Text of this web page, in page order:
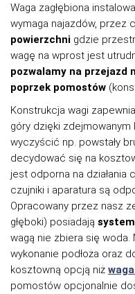
Waga zagłębiona
wymaga najazdów, przez
powierzchni gdzie
wagę na wprost jest
pozwalamy na przejazd
poprzek pomostów
Konstrukcja wagi zapewnia
góry dzięki
wyczyścić np. powstały
decydować się na
jest odporna na działania
czujniki i aparatura są
Opracowany przez nasz
głęboki) posiadają
wagą nie zbiera się woda.
wykonanie podłoża oraz
kosztowną opcją niż
pomostów opcjonalnie